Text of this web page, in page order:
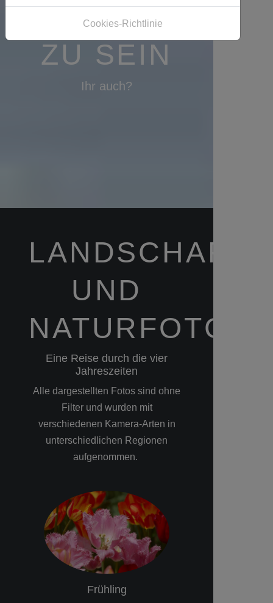
NTERWEGS Z
U SEIN
Ihr auch?
UND
Eine Reise durch die vier
Jahreszeiten
Alle dargestellten Fotos sind ohne
Filter und wurden mit
verschiedenen Kamera-Arten in
unterschiedlichen Regionen
aufgenommen.
Frühling
Cookies-Richtlinie